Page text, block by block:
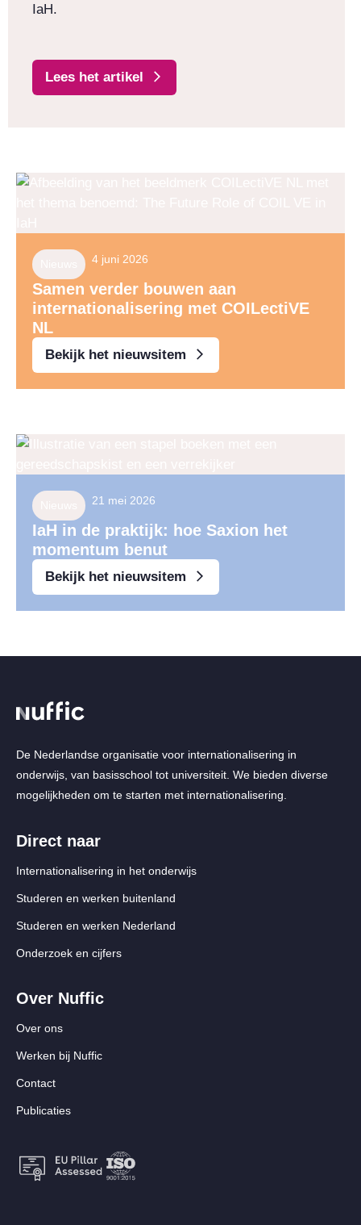
IaH.
Lees het artikel
4 juni 2026
Samen verder bouwen aan
internationalisering met COILectiVE
NL
Bekijk het nieuwsitem
21 mei 2026
IaH in de praktijk: hoe Saxion het
momentum benut
Bekijk het nieuwsitem
De Nederlandse organisatie voor internationalisering in
onderwijs, van basisschool tot universiteit. We bieden diverse
mogelijkheden om te starten met internationalisering.
Direct naar
Internationalisering in het onderwijs
Studeren en werken buitenland
Studeren en werken Nederland
Onderzoek en cijfers
Over Nuffic
Over ons
Werken bij Nuffic
Contact
Publicaties